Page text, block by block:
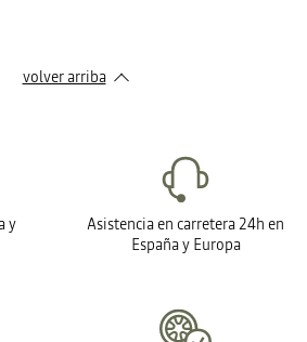
volver arriba
y
Asistencia en carretera 24h en
España y Europa